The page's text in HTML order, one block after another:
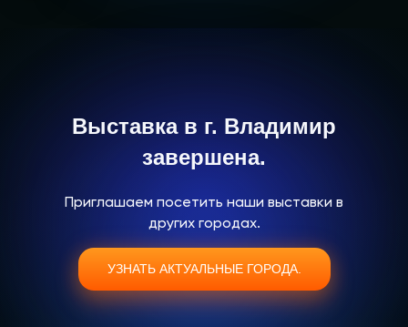
Выставка в г. Владимир
завершена.
Приглашаем посетить наши выставки в
других городах.
УЗНАТЬ АКТУАЛЬНЫЕ ГОРОДА.